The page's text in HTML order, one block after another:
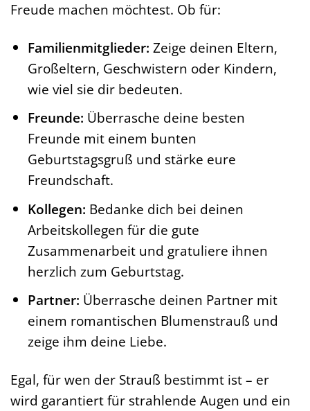
Freude machen möchtest. Ob für:
Familienmitglieder: Zeige deinen Eltern,
Großeltern, Geschwistern oder Kindern,
wie viel sie dir bedeuten.
Freunde: Überrasche deine besten
Freunde mit einem bunten
Geburtstagsgruß und stärke eure
Freundschaft.
Kollegen: Bedanke dich bei deinen
Arbeitskollegen für die gute
Zusammenarbeit und gratuliere ihnen
herzlich zum Geburtstag.
Partner: Überrasche deinen Partner mit
einem romantischen Blumenstrauß und
zeige ihm deine Liebe.
Egal, für wen der Strauß bestimmt ist – er
wird garantiert für strahlende Augen und ein